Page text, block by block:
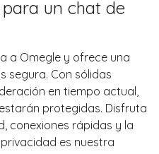
un chat de
a Omegle y ofrece una
segura. Con sólidas
en tiempo actual,
protegidas. Disfruta
conexiones rápidas y la
es nuestra